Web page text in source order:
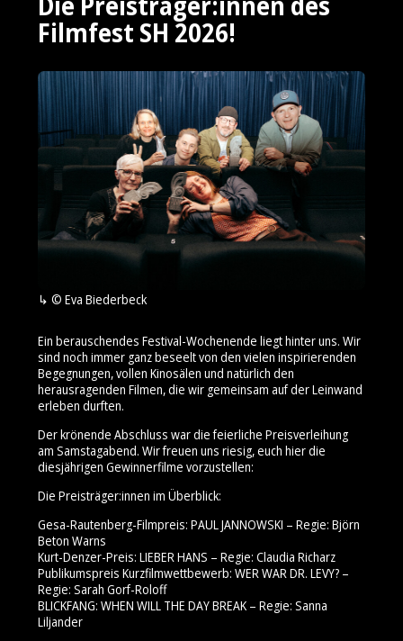
Filmfest SH 2026!
© Eva Biederbeck
Ein berauschendes Festival-Wochenende liegt hinter uns. Wir
sind noch immer ganz beseelt von den vielen inspirierenden
Begegnungen, vollen Kinosälen und natürlich den
herausragenden Filmen, die wir gemeinsam auf der Leinwand
erleben durften.
Der krönende Abschluss war die feierliche Preisverleihung
am Samstagabend. Wir freuen uns riesig, euch hier die
diesjährigen Gewinnerfilme vorzustellen:
Die Preisträger:innen im Überblick:
Gesa-Rautenberg-Filmpreis: PAUL JANNOWSKI – Regie: Björn
Beton Warns
Kurt-Denzer-Preis: LIEBER HANS – Regie: Claudia Richarz
Publikumspreis Kurzfilmwettbewerb: WER WAR DR. LEVY? –
Regie: Sarah Gorf-Roloff
BLICKFANG: WHEN WILL THE DAY BREAK – Regie: Sanna
Liljander